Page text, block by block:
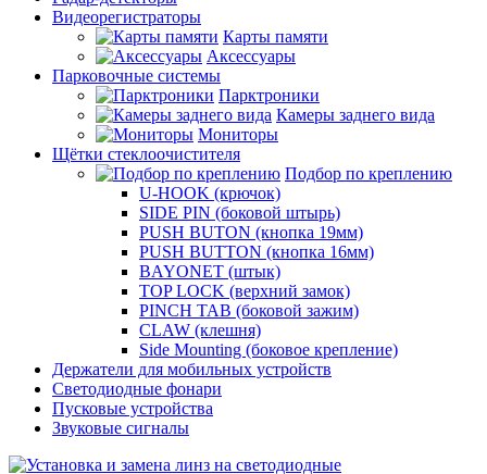
Видеорегистраторы
Карты памяти
Аксессуары
Парковочные системы
Парктроники
Камеры заднего вида
Мониторы
Щётки стеклоочистителя
Подбор по креплению
U-HOOK (крючок)
SIDE PIN (боковой штырь)
PUSH BUTON (кнопка 19мм)
PUSH BUTTON (кнопка 16мм)
BAYONET (штык)
TOP LOCK (верхний замок)
PINCH TAB (боковой зажим)
CLAW (клешня)
Side Mounting (боковое крепление)
Держатели для мобильных устройств
Светодиодные фонари
Пусковые устройства
Звуковые сигналы